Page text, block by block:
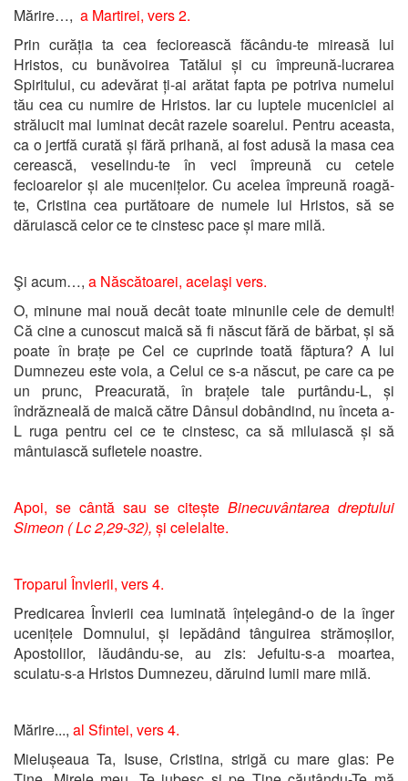
Mărire…, a Martirei, vers 2.
Prin curăția ta cea feciorească făcându-te mireasă lui
Hristos, cu bunăvoirea Tatălui și cu împreună-lucrarea
Spiritului, cu adevărat ți-ai arătat fapta pe potriva numelui
tău cea cu numire de Hristos. Iar cu luptele muceniciei ai
strălucit mai luminat decât razele soarelui. Pentru aceasta,
ca o jertfă curată și fără prihană, ai fost adusă la masa cea
cerească, veselindu-te în veci împreună cu cetele
fecioarelor și ale mucenițelor. Cu acelea împreună roagă-
te, Cristina cea purtătoare de numele lui Hristos, să se
dăruiască celor ce te cinstesc pace și mare milă.
Şi acum…, a Născătoarei, acelaşi vers.
O, minune mai nouă decât toate minunile cele de demult!
Că cine a cunoscut maică să fi născut fără de bărbat, și să
poate în brațe pe Cel ce cuprinde toată făptura? A lui
Dumnezeu este voia, a Celui ce s-a născut, pe care ca pe
un prunc, Preacurată, în brațele tale purtându-L, și
îndrăzneală de maică către Dânsul dobândind, nu înceta a-
L ruga pentru cei ce te cinstesc, ca să miluiască și să
mântuiască sufletele noastre.
Apoi, se cântă sau se citeșteBinecuvântarea dreptului
Simeon ( Lc 2,29-32), și celelalte.
Troparul Învierii, vers 4.
Predicarea Învierii cea luminată înțelegând-o de la înger
ucenițele Domnului, și lepădând tânguirea strămoșilor,
Apostolilor, lăudându-se, au zis: Jefuitu-s-a moartea,
sculatu-s-a Hristos Dumnezeu, dăruind lumii mare milă.
Mărire..., al Sfintei, vers 4.
Mielușeaua Ta, Isuse, Cristina, strigă cu mare glas: Pe